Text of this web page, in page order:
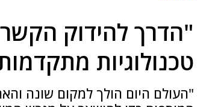
"הדרך להידוק
טכנולוגיות
"העולם היום הולך למקום שונה